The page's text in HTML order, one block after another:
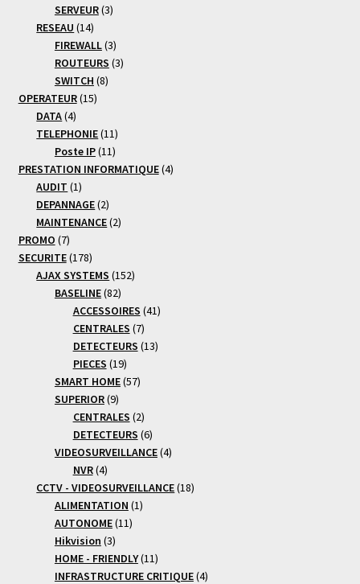
SERVEUR 33
RESEAU 1414
produits
FIREWALL 33
produits
ROUTEURS 33
SWITCH 88
OPERATEUR 1515
DATA 44
produits
TELEPHONIE 1111
produits
Poste IP 1111
produits
PRESTATION INFORMATIQUE 44
AUDIT 11
produit
DEPANNAGE 22
produits
MAINTENANCE 22
PROMO 77
produits
SECURITE 178178
produits
AJAX SYSTEMS 152152
BASELINE 8282
produits
ACCESSOIRES 4141
CENTRALES 77
produits
DETECTEURS 1313
PIECES 1919
produits
SMART HOME 5757
SUPERIOR 99
produits
CENTRALES 22
produits
DETECTEURS 66
produits
VIDEOSURVEILLANCE 44
NVR 44
produits
CCTV - VIDEOSURVEILLANCE 1818
ALIMENTATION 11
AUTONOME 1111
Hikvision 33
produits
HOME - FRIENDLY 1111
produits
INFRASTRUCTURE CRITIQUE 44